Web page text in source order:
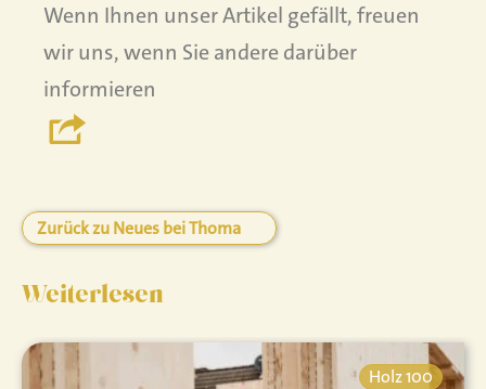
Wenn Ihnen unser Artikel gefällt, freuen
wir uns, wenn Sie andere darüber
informieren
Zurück zu Neues bei Thoma
Weiterlesen
Holz 100